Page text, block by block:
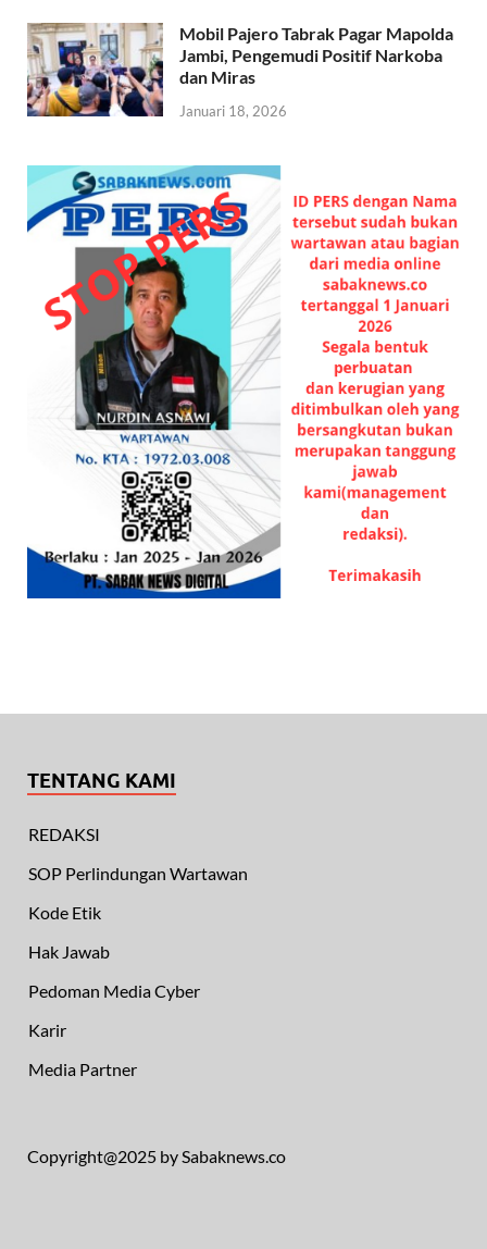
Mobil Pajero Tabrak Pagar Mapolda
Jambi, Pengemudi Positif Narkoba
dan Miras
Januari 18, 2026
TENTANG KAMI
REDAKSI
SOP Perlindungan Wartawan
Kode Etik
Hak Jawab
Pedoman Media Cyber
Karir
Media Partner
Copyright@2025 by Sabaknews.co